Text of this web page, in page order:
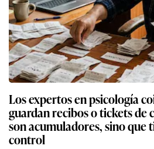
Los expertos en psicología
guardan recibos o tickets de
son acumuladores, sino que
control